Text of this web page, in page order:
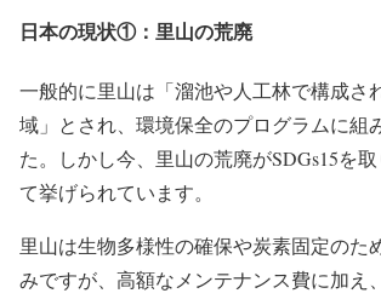
日本の現状①：里山の荒廃
一般的に里山は「溜池や人工林で構成さ
域」とされ、環境保全のプログラムに組
た。しかし今、里山の荒廃がSDGs15を
て挙げられています。
里山は生物多様性の確保や炭素固定のた
みですが、高額なメンテナンス費に加え